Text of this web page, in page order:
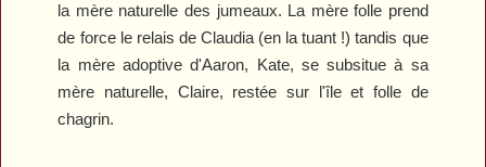
la mère naturelle des jumeaux. La mère folle prend
de force le relais de Claudia (en la tuant !) tandis que
la mère adoptive d'Aaron, Kate, se subsitue à sa
mère naturelle, Claire, restée sur l'île et folle de
chagrin.